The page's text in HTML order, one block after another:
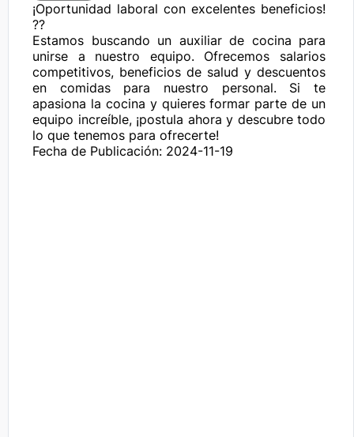
¡Oportunidad laboral con excelentes beneficios!
??
Estamos buscando un auxiliar de cocina para
unirse a nuestro equipo. Ofrecemos salarios
competitivos, beneficios de salud y descuentos
en comidas para nuestro personal. Si te
apasiona la cocina y quieres formar parte de un
equipo increíble, ¡postula ahora y descubre todo
lo que tenemos para ofrecerte!
Fecha de Publicación: 2024-11-19